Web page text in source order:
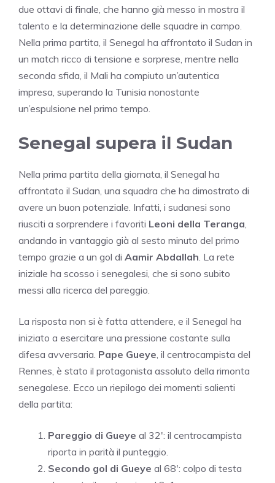
due ottavi di finale, che hanno già messo in mostra il
talento e la determinazione delle squadre in campo.
Nella prima partita, il Senegal ha affrontato il Sudan in
un match ricco di tensione e sorprese, mentre nella
seconda sfida, il Mali ha compiuto un’autentica
impresa, superando la Tunisia nonostante
un’espulsione nel primo tempo.
Senegal supera il Sudan
Nella prima partita della giornata, il Senegal ha
affrontato il Sudan, una squadra che ha dimostrato di
avere un buon potenziale. Infatti, i sudanesi sono
riusciti a sorprendere i favoriti Leoni della Teranga
andando in vantaggio già al sesto minuto del primo
tempo grazie a un gol di Aamir Abdallah . La rete
iniziale ha scosso i senegalesi, che si sono subito
messi alla ricerca del pareggio.
La risposta non si è fatta attendere, e il Senegal ha
iniziato a esercitare una pressione costante sulla
difesa avversaria. Pape Gueye , il centrocampista del
Rennes, è stato il protagonista assoluto della rimonta
senegalese. Ecco un riepilogo dei momenti salienti
della partita:
Pareggio di Gueye al 32′: il centrocampista
riporta in parità il punteggio.
Secondo gol di Gueye al 68′: colpo di testa